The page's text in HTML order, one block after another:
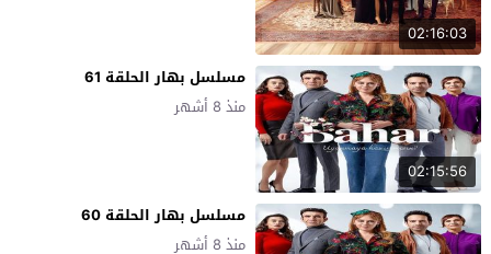
02:16:03
02:15:56
مسلسل بهار الحلقة 61
منذ 8 أشهر
مسلسل بهار الحلقة 60
منذ 8 أشهر